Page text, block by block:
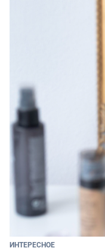
ИНТЕРЕСНОЕ